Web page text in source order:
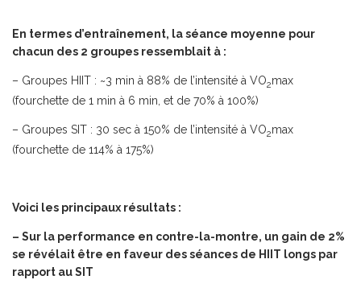
En termes d’entraînement, la séance moyenne pour
chacun des 2 groupes ressemblait à :
– Groupes HIIT : ~3 min à 88% de l’intensité à VO2max
(fourchette de 1 min à 6 min, et de 70% à 100%)
– Groupes SIT : 30 sec à 150% de l’intensité à VO2max
(fourchette de 114% à 175%)
Voici les principaux résultats :
– Sur la performance en contre-la-montre, un gain de 2%
se révélait être en faveur des séances de HIIT longs par
rapport au SIT